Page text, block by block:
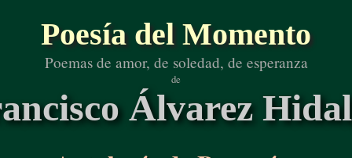
Poesía del Momento
Poemas de amor, de soledad, de esperanza
de
Álvarez